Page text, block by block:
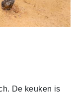
De keuken is